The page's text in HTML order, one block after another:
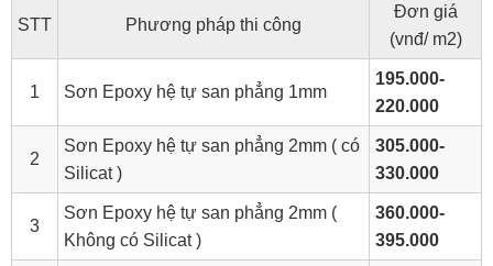
STT Phương pháp thi công
Đơn giá
(vnđ/ m2)
1 Sơn Epoxy hệ tự san phẳng 1mm
195.000-
220.000
2
Sơn Epoxy hệ tự san phẳng 2mm ( có
Silicat )
305.000-
330.000
3
Sơn Epoxy hệ tự san phẳng 2mm (
Không có Silicat )
360.000-
395.000